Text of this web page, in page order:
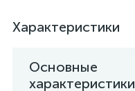
Характеристики
Основные
характеристики